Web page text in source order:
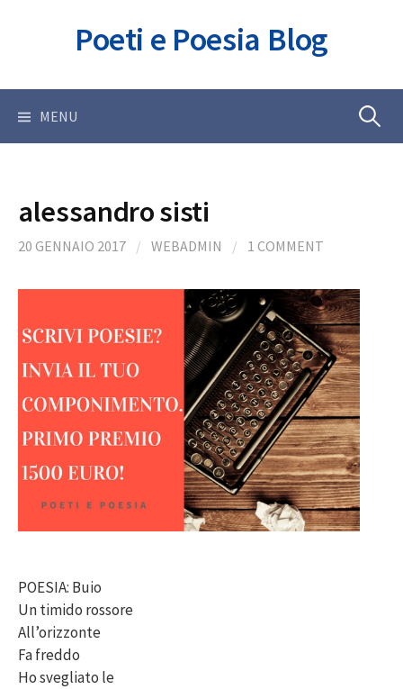
Poeti e Poesia Blog
MENU Ricerca
alessandro sisti
20 GENNAIO 2017 / WEBADMIN / 1 COMMENT
POESIA: Buio
Un timido rossore
All’orizzonte
Fa freddo
Ho svegliato le